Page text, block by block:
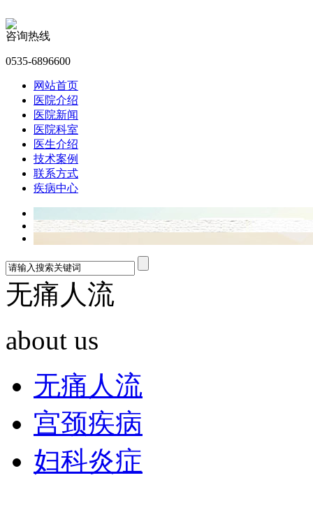
咨询热线
0535-6896600
网站首页
医院介绍
医院新闻
医院科室
医生介绍
技术案例
联系方式
疾病中心
无痛人流
about us
无痛人流
宫颈疾病
妇科炎症